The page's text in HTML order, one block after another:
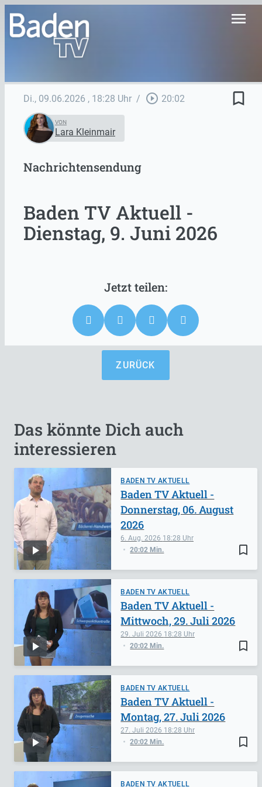
menu
Di., 09.06.2026 , 18:28 Uhr / play_circle_outline 20:02 bookmark_border
VON
Lara Kleinmair
Nachrichtensendung
Baden TV Aktuell -
Dienstag, 9. Juni 2026
ZURÜCK
Das könnte Dich auch
interessieren
BADEN TV AKTUELL
bookmark_border
6. Aug. 2026 18:28
20:02 Min.
Baden TV Aktuell -
Donnerstag, 06. August
2026
BADEN TV AKTUELL
bookmark_border
29. Juli 2026 18:28
20:02 Min.
Baden TV Aktuell -
Mittwoch, 29. Juli 2026
BADEN TV AKTUELL
bookmark_border
27. Juli 2026 18:28
20:02 Min.
Baden TV Aktuell -
Montag, 27. Juli 2026
BADEN TV AKTUELL